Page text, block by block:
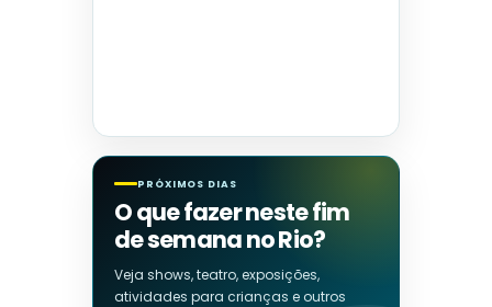
PRÓXIMOS DIAS
O que fazer neste fim
de semana no Rio?
Veja shows, teatro, exposições,
atividades para crianças e outros